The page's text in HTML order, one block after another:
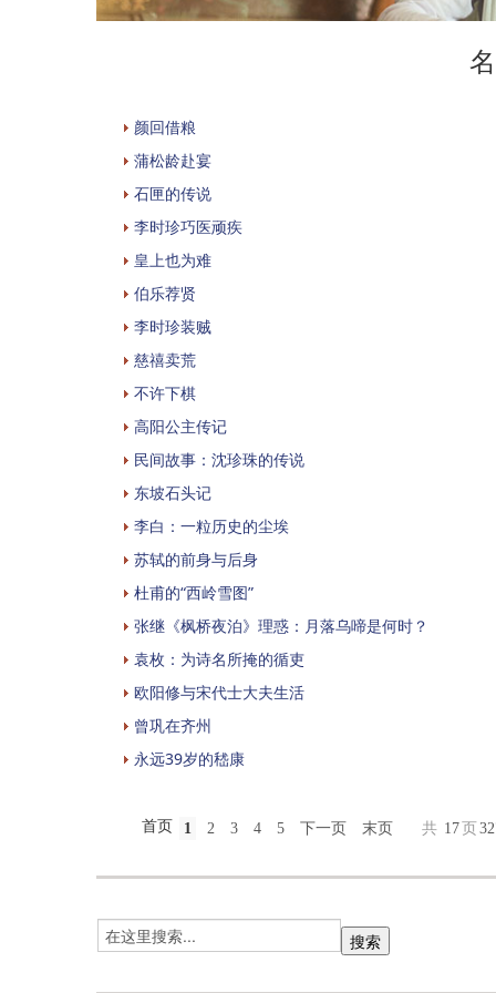
颜回借粮
蒲松龄赴宴
石匣的传说
李时珍巧医顽疾
皇上也为难
伯乐荐贤
李时珍装贼
慈禧卖荒
不许下棋
高阳公主传记
民间故事：沈珍珠的传说
东坡石头记
李白：一粒历史的尘埃
苏轼的前身与后身
杜甫的“西岭雪图”
张继《枫桥夜泊》理惑：月落乌啼是何时？
袁枚：为诗名所掩的循吏
欧阳修与宋代士大夫生活
曾巩在齐州
永远39岁的嵇康
首页 1 2 3 4 5 下一页 末页 共 17页